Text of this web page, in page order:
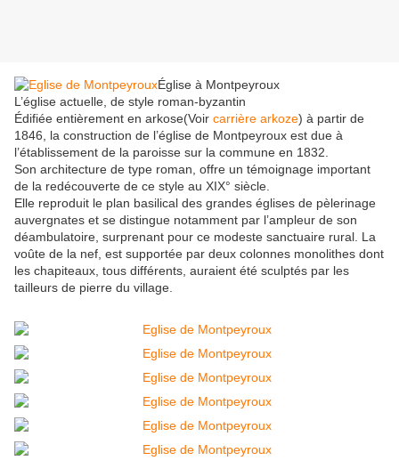
Église à Montpeyroux
L’église actuelle, de style roman-byzantin
Édifiée entièrement en arkose(Voir carrière arkoze) à partir de
1846, la construction de l’église de Montpeyroux est due à
l’établissement de la paroisse sur la commune en 1832.
Son architecture de type roman, offre un témoignage important
de la redécouverte de ce style au XIX° siècle.
Elle reproduit le plan basilical des grandes églises de pèlerinage
auvergnates et se distingue notamment par l’ampleur de son
déambulatoire, surprenant pour ce modeste sanctuaire rural. La
voûte de la nef, est supportée par deux colonnes monolithes dont
les chapiteaux, tous différents, auraient été sculptés par les
tailleurs de pierre du village.